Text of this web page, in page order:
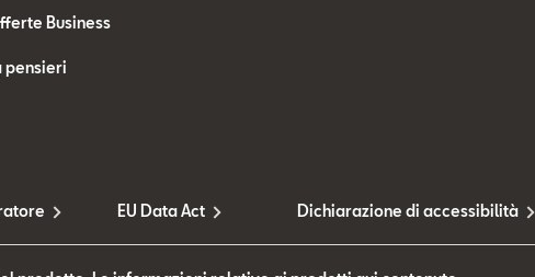
Business
pensieri
EU Data Act Dichiarazione di accessibilità